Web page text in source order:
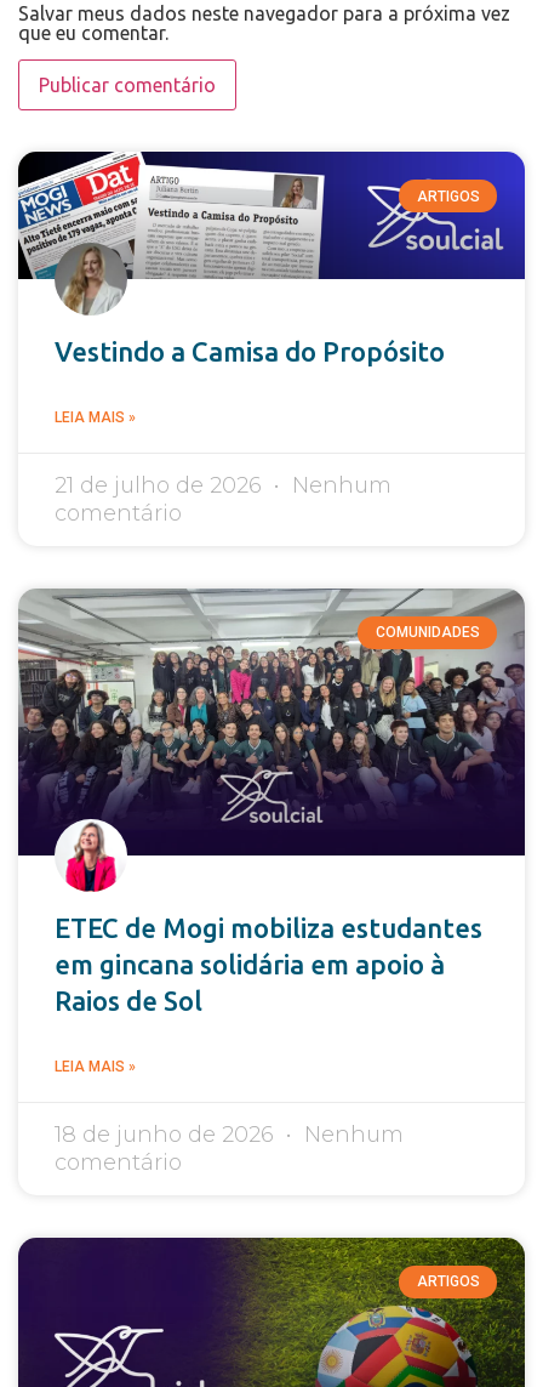
Salvar meus dados neste navegador para a próxima vez
que eu comentar.
ARTIGOS
Vestindo a Camisa do Propósito
LEIA MAIS »
21 de julho de 2026
Nenhum
comentário
COMUNIDADES
ETEC de Mogi mobiliza estudantes
em gincana solidária em apoio à
Raios de Sol
LEIA MAIS »
18 de junho de 2026
Nenhum
comentário
ARTIGOS